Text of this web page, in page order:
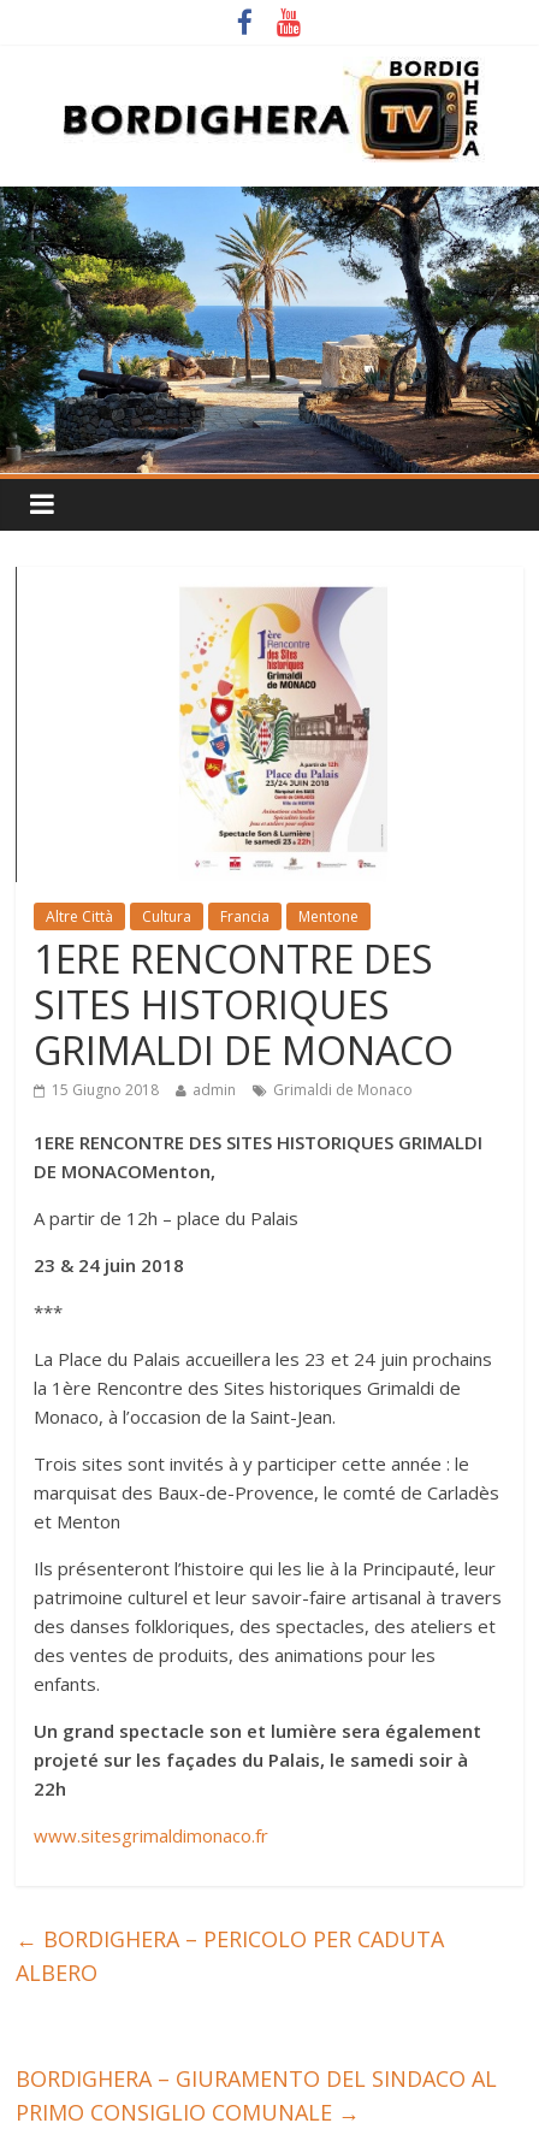
Altre Città Cultura Francia Mentone
1ERE RENCONTRE DES
SITES HISTORIQUES
GRIMALDI DE MONACO
15 Giugno 2018 admin Grimaldi de Monaco
1ERE RENCONTRE DES SITES HISTORIQUES GRIMALDI
DE MONACOMenton,
A partir de 12h – place du Palais
23 & 24 juin 2018
***
La Place du Palais accueillera les 23 et 24 juin prochains
la 1ère Rencontre des Sites historiques Grimaldi de
Monaco, à l’occasion de la Saint-Jean.
Trois sites sont invités à y participer cette année : le
marquisat des Baux-de-Provence, le comté de Carladès
et Menton
Ils présenteront l’histoire qui les lie à la Principauté, leur
patrimoine culturel et leur savoir-faire artisanal à travers
des danses folkloriques, des spectacles, des ateliers et
des ventes de produits, des animations pour les
enfants.
Un grand spectacle son et lumière sera également
projeté sur les façades du Palais, le samedi soir à
22h
www.sitesgrimaldimonaco.fr
← BORDIGHERA – PERICOLO PER CADUTA
ALBERO
BORDIGHERA – GIURAMENTO DEL SINDACO AL
PRIMO CONSIGLIO COMUNALE →